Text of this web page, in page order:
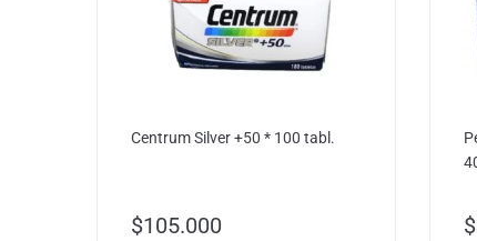
Centrum Silver +50 * 100 tabl.
$105.000 $